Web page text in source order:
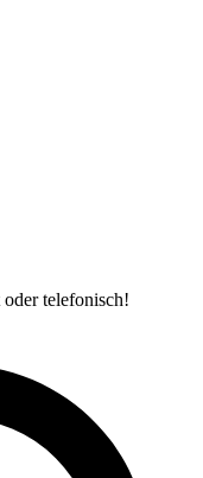
telefonisch!